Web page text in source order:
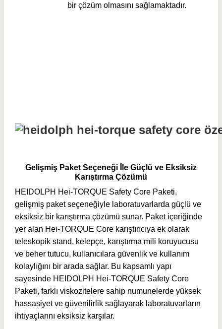
bir çözüm olmasını sağlamaktadır.
Gelişmiş Paket Seçeneği İle Güçlü ve Eksiksiz
Karıştırma Çözümü
HEIDOLPH Hei-TORQUE Safety Core Paketi,
gelişmiş paket seçeneğiyle laboratuvarlarda güçlü ve
eksiksiz bir karıştırma çözümü sunar. Paket içeriğinde
yer alan Hei-TORQUE Core karıştırıcıya ek olarak
teleskopik stand, kelepçe, karıştırma mili koruyucusu
ve beher tutucu, kullanıcılara güvenlik ve kullanım
kolaylığını bir arada sağlar. Bu kapsamlı yapı
sayesinde HEIDOLPH Hei-TORQUE Safety Core
Paketi, farklı viskozitelere sahip numunelerde yüksek
hassasiyet ve güvenilirlik sağlayarak laboratuvarların
ihtiyaçlarını eksiksiz karşılar.